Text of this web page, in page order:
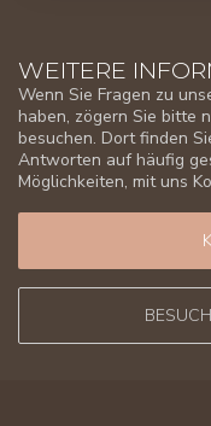
WEITERE
Wenn Sie Fragen zu
haben, zögern Sie bitte
besuchen. Dort finden
Antworten auf häufig
Möglichkeiten, mit uns